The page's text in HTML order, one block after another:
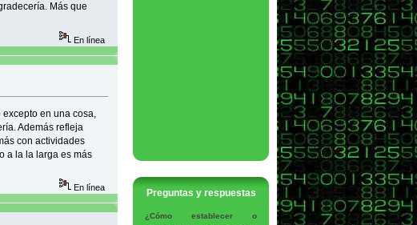
Más que
En línea
en una cosa,
Además refleja
con actividades
a la la larga es más
En línea
Preguntas y respuestas
¿Cómo establecer o